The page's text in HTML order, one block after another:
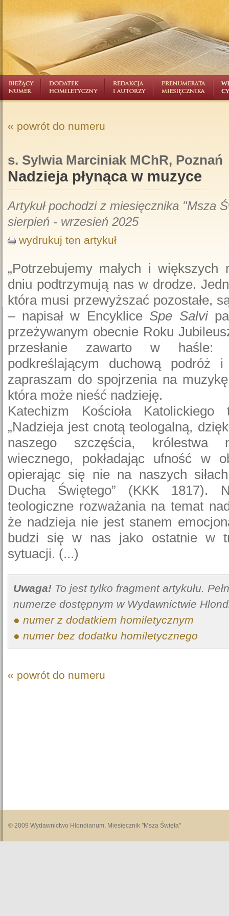
« powrót do numeru
s. Sylwia Marciniak MChR, Poznań
Nadzieja płynąca w muzyce
Artykuł pochodzi z miesięcznika "Msza
sierpień - wrzesień 2025
wydrukuj ten artykuł
„Potrzebujemy małych i
dniu podtrzymują nas w drodze.
która musi przewyższać pozostałe,
– napisał w Encyklice Spe Salvi
przeżywanym obecnie Roku
przesłanie zawarto w haśle:
podkreślającym duchową podróż
zapraszam do spojrzenia na
która może nieść nadzieję.
Katechizm Kościoła
„Nadzieja jest cnotą teologalną,
naszego szczęścia, królestwa
wiecznego, pokładając ufność w
opierając się nie na naszych
Ducha Świętego” (KKK 1817).
teologiczne rozważania na temat
że nadzieja nie jest stanem
budzi się w nas jako ostatnie w
sytuacji. (...)
Uwaga! To jest tylko fragment artykułu.
numerze dostępnym w Wydawnictwie
● numer z dodatkiem homiletycznym
● numer bez dodatku homiletycznego
« powrót do numeru
© 2009 Wydawnictwo Hlondianum, Miesięcznik "Msza Święta"